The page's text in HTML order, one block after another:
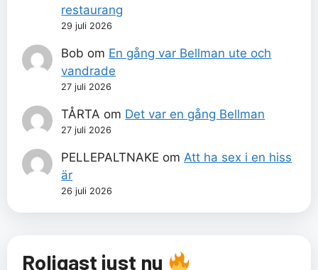
restaurang
29 juli 2026
Bob om En gång var Bellman ute och
vandrade
27 juli 2026
TÅRTA om Det var en gång Bellman
27 juli 2026
PELLEPALTNAKE om Att ha sex i en hiss
är
26 juli 2026
Roligast just nu